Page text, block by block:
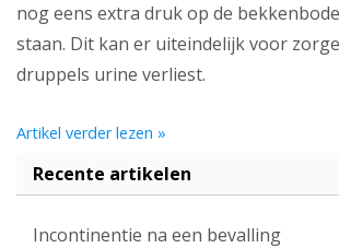
nog eens extra druk op de
staan. Dit kan er uiteindelijk voor
druppels urine verliest.
Artikel verder lezen »
Recente artikelen
Incontinentie na een bevalling